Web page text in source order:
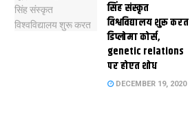
सिंह संस्कृत
विश्वविद्यालय शुरू करत
डिप्लोमा कोर्स,
genetic relations
पर होएत शोध
DECEMBER 19, 2020